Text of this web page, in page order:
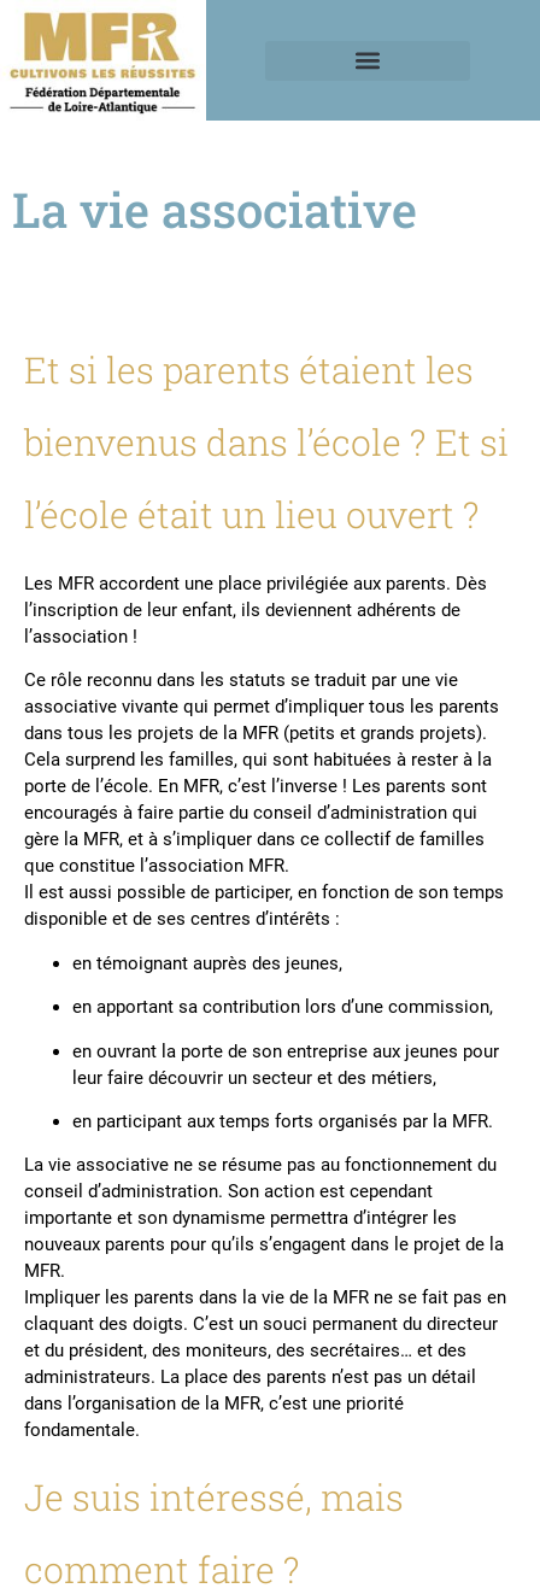
La vie associative
Et si les parents étaient les
bienvenus dans l’école ? Et si
l’école était un lieu ouvert ?
Les MFR accordent une place privilégiée aux parents. Dès
l’inscription de leur enfant, ils deviennent adhérents de
l’association !
Ce rôle reconnu dans les statuts se traduit par une vie
associative vivante qui permet d’impliquer tous les parents
dans tous les projets de la MFR (petits et grands projets).
Cela surprend les familles, qui sont habituées à rester à la
porte de l’école. En MFR, c’est l’inverse ! Les parents sont
encouragés à faire partie du conseil d’administration qui
gère la MFR, et à s’impliquer dans ce collectif de familles
que constitue l’association MFR.
Il est aussi possible de participer, en fonction de son temps
disponible et de ses centres d’intérêts :
en témoignant auprès des jeunes,
en apportant sa contribution lors d’une commission,
en ouvrant la porte de son entreprise aux jeunes pour
leur faire découvrir un secteur et des métiers,
en participant aux temps forts organisés par la MFR.
La vie associative ne se résume pas au fonctionnement du
conseil d’administration. Son action est cependant
importante et son dynamisme permettra d’intégrer les
nouveaux parents pour qu’ils s’engagent dans le projet de la
MFR.
Impliquer les parents dans la vie de la MFR ne se fait pas en
claquant des doigts. C’est un souci permanent du directeur
et du président, des moniteurs, des secrétaires… et des
administrateurs. La place des parents n’est pas un détail
dans l’organisation de la MFR, c’est une priorité
fondamentale.
Je suis intéressé, mais
comment faire ?